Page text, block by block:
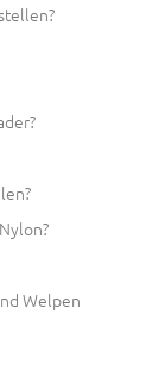
Welpen